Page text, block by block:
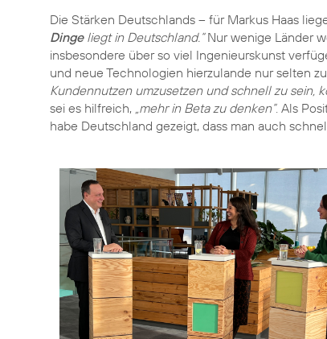
Die Stärken Deutschlands – für Markus Haas
Dingeliegt in Deutschland.“Nur wenige Länder
insbesondere über so viel Ingenieurskunst
und neue Technologien hierzulande nur selten
Kundennutzen umzusetzen und schnell zu sein,
sei es hilfreich, „mehr in Beta zu denken“. Als
habe Deutschland gezeigt, dass man auch